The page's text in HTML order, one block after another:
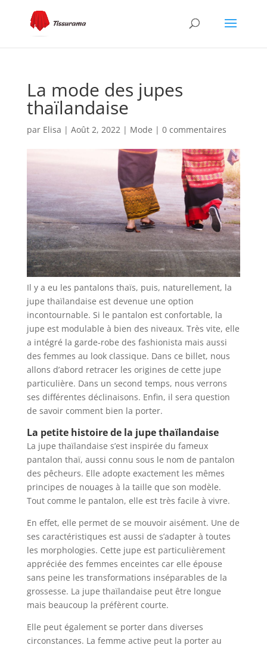
La mode des jupes
thaïlandaise
par Elisa | Août 2, 2022| Mode | 0 commentaires
Il y a eu les pantalons thaïs, puis, naturellement, la
jupe thaïlandaise est devenue une option
incontournable. Si le pantalon est confortable, la
jupe est modulable à bien des niveaux. Très vite, elle
a intégré la garde-robe des fashionista mais aussi
des femmes au look classique. Dans ce billet, nous
allons d’abord retracer les origines de cette jupe
particulière. Dans un second temps, nous verrons
ses différentes déclinaisons. Enfin, il sera question
de savoir comment bien la porter.
La petite histoire de la jupe thaïlandaise
La jupe thaïlandaise s’est inspirée du fameux
pantalon thaï, aussi connu sous le nom de pantalon
des pêcheurs. Elle adopte exactement les mêmes
principes de nouages à la taille que son modèle.
Tout comme le pantalon, elle est très facile à vivre.
En effet, elle permet de se mouvoir aisément. Une de
ses caractéristiques est aussi de s’adapter à toutes
les morphologies. Cette jupe est particulièrement
appréciée des femmes enceintes car elle épouse
sans peine les transformations inséparables de la
grossesse. La jupe thaïlandaise peut être longue
mais beaucoup la préfèrent courte.
Elle peut également se porter dans diverses
circonstances. La femme active peut la porter au